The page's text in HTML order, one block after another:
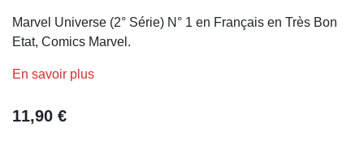
Marvel Universe (2° Série) N° 1 en Français en Très Bon
Etat, Comics Marvel.
En savoir plus
11,90 €